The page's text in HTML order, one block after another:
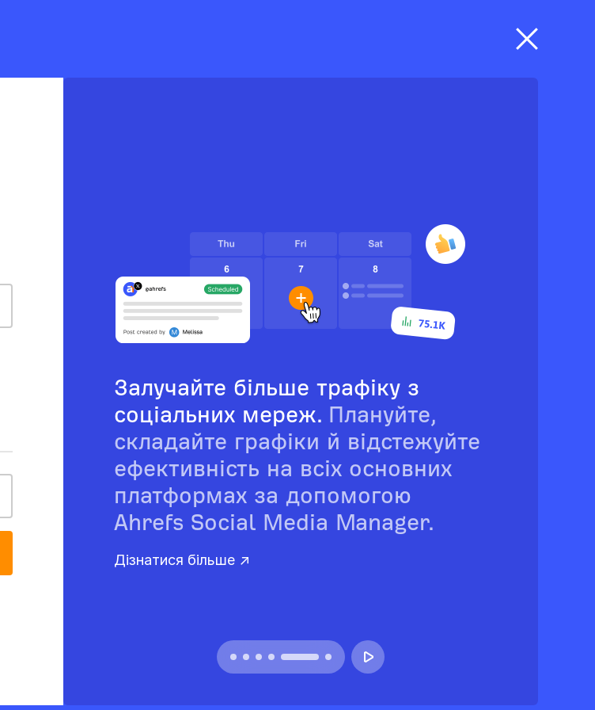
Залучайте більше трафіку з
соціальних мереж. Плануйте,
складайте графіки й відстежуйте
ефективність на всіх основних
платформах за допомогою
Ahrefs Social Media Manager.
Дізнатися більше ↗